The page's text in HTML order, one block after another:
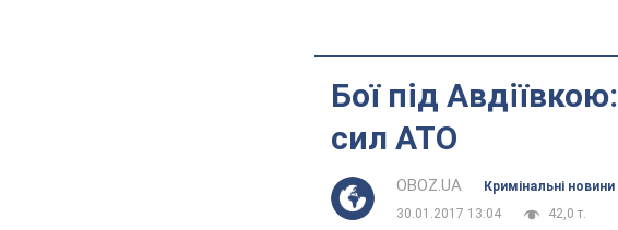
Бої під
сил АТО
OBOZ.UA
Кримінальні новини
30.01.2017 13:04
42,0 т.